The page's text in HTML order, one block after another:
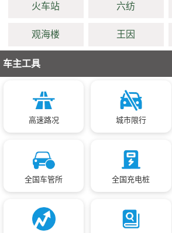
火车站 六纺
观海楼 王因
车主工具
高速路况 城市限行
全国车管所 全国充电桩